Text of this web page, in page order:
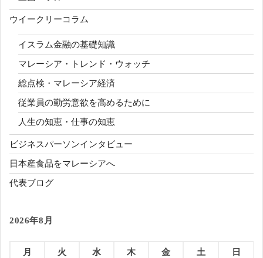
ウイークリーコラム
イスラム金融の基礎知識
マレーシア・トレンド・ウォッチ
総点検・マレーシア経済
従業員の勤労意欲を高めるために
人生の知恵・仕事の知恵
ビジネスパーソンインタビュー
日本産食品をマレーシアへ
代表ブログ
2026年8月
月 火 水 木 金 土 日